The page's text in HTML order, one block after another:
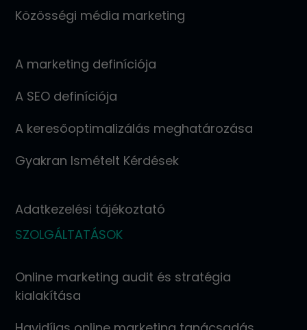
Közösségi média marketing
A marketing definíciója
A SEO definíciója
A keresőoptimalizálás meghatározása
Gyakran Ismételt Kérdések
Adatkezelési tájékoztató
SZOLGÁLTATÁSOK
Online marketing audit és stratégia
kialakítása